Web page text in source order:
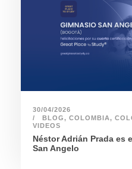
30/04/2026
BLOG, COLOMBIA,
VIDEOS
Néstor Adrián Prada es
San Angelo